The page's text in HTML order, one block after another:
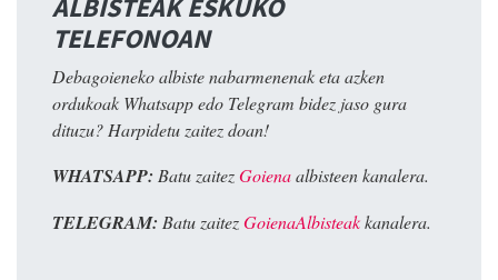
TELEFONOAN
Debagoieneko albiste nabarmenenak eta azken
ordukoak Whatsapp edo Telegram bidez jaso gura
dituzu? Harpidetu zaitez doan!
WHATSAPP: Batu zaitezGoienaalbisteen kanalera.
TELEGRAM: Batu zaitezGoienaAlbisteakkanalera.